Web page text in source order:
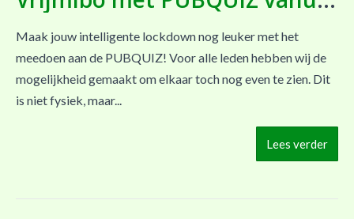
Maak jouw intelligente lockdown nog leuker met het
meedoen aan de PUBQUIZ! Voor alle leden hebben wij de
mogelijkheid gemaakt om elkaar toch nog even te zien. Dit
is niet fysiek, maar...
Lees verder